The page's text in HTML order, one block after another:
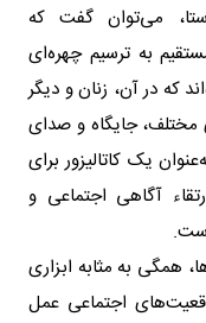
می‌توان گفت که
به ترسیم چهره‌ای
که در آن، زنان و دیگر
مختلف، جایگاه و صدای
یک کاتالیزور برای
آگاهی اجتماعی و
همگی به مثابه ابزاری
اجتماعی عمل